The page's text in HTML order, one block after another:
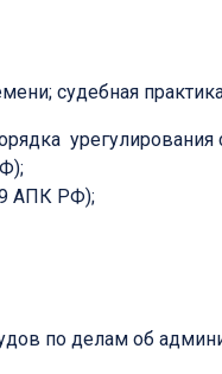
судебная
АПК РФ);
по делам об